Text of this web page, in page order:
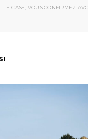
CASE, VOUS CONFIRMEZ